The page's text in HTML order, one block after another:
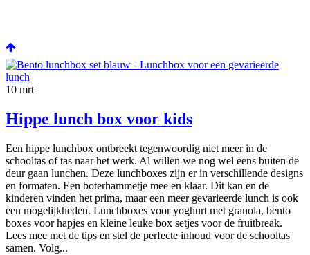
10 mrt
Hippe lunch box voor kids
Een hippe lunchbox ontbreekt tegenwoordig niet meer in de
schooltas of tas naar het werk. Al willen we nog wel eens buiten de
deur gaan lunchen. Deze lunchboxes zijn er in verschillende designs
en formaten. Een boterhammetje mee en klaar. Dit kan en de
kinderen vinden het prima, maar een meer gevarieerde lunch is ook
een mogelijkheden. Lunchboxes voor yoghurt met granola, bento
boxes voor hapjes en kleine leuke box setjes voor de fruitbreak.
Lees mee met de tips en stel de perfecte inhoud voor de schooltas
samen. Volg...